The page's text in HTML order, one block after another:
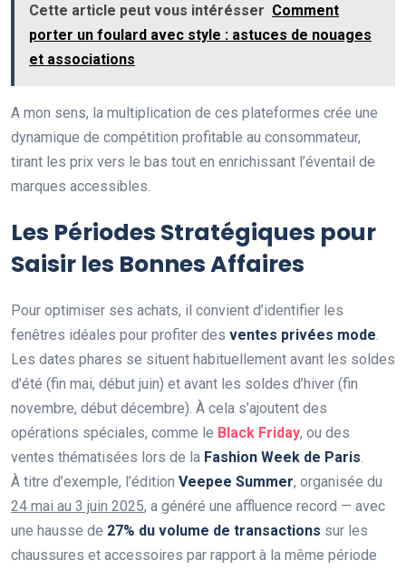
Cette article peut vous intérésser Comment
porter un foulard avec style : astuces de nouages
et associations
A mon sens, la multiplication de ces plateformes crée une
dynamique de compétition profitable au consommateur,
tirant les prix vers le bas tout en enrichissant l’éventail de
marques accessibles.
Les Périodes Stratégiques pour
Saisir les Bonnes Affaires
Pour optimiser ses achats, il convient d’identifier les
fenêtres idéales pour profiter des ventes privées mode.
Les dates phares se situent habituellement avant les soldes
d’été (fin mai, début juin) et avant les soldes d’hiver (fin
novembre, début décembre). À cela s’ajoutent des
opérations spéciales, comme le Black Friday, ou des
ventes thématisées lors de la Fashion Week de Paris.
À titre d’exemple, l’édition Veepee Summer, organisée du
24 mai au 3 juin 2025, a généré une affluence record — avec
une hausse de 27% du volume de transactions sur les
chaussures et accessoires par rapport à la même période